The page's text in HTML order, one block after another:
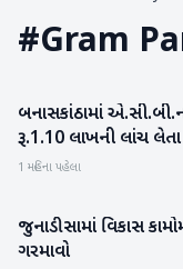
#Gram
બનાસકાંઠા
બનાસકાંઠામાં
રૂ.1.10 લાખની લાંચ
1 મહિના પહેલા
બનાસકાંઠા
જુનાડીસામાં વિકાસ
ગરમાવો